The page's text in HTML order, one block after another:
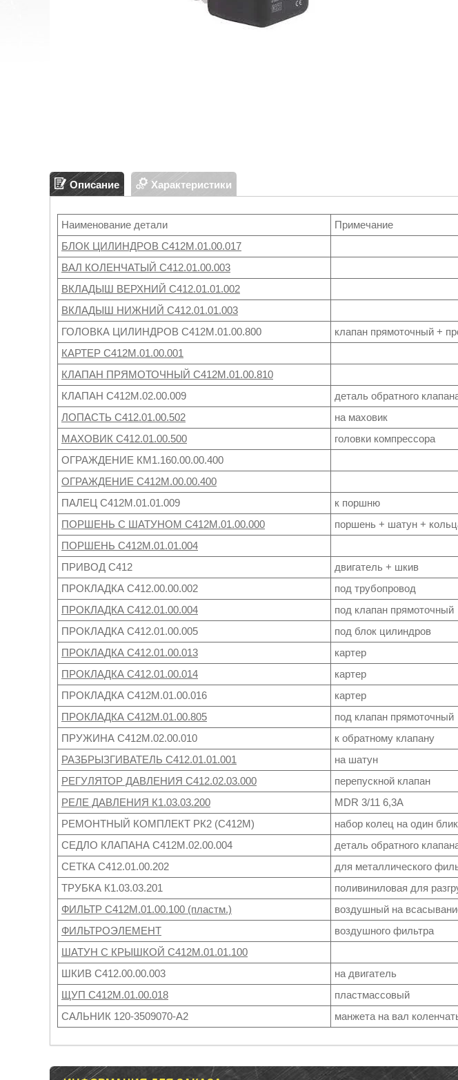
Описание Характеристики
Наименование детали
Примечание
БЛОК ЦИЛИНДРОВ С412М.01.00.017
ВАЛ КОЛЕНЧАТЫЙ С412.01.00.003
ВКЛАДЫШ ВЕРХНИЙ С412.01.01.002
ВКЛАДЫШ НИЖНИЙ С412.01.01.003
ГОЛОВКА ЦИЛИНДРОВ С412М.01.00.800
клапан прямоточный +
КАРТЕР С412М.01.00.001
КЛАПАН ПРЯМОТОЧНЫЙ С412М.01.00.810
КЛАПАН С412М.02.00.009
деталь обратного
ЛОПАСТЬ С412.01.00.502
на маховик
МАХОВИК С412.01.00.500
головки компрессора
ОГРАЖДЕНИЕ КМ1.160.00.00.400
ОГРАЖДЕНИЕ С412М.00.00.400
ПАЛЕЦ С412М.01.01.009
к поршню
ПОРШЕНЬ С ШАТУНОМ С412М.01.00.000
поршень + шатун +
ПОРШЕНЬ С412М.01.01.004
ПРИВОД С412
двигатель + шкив
ПРОКЛАДКА С412.00.00.002
под трубопровод
ПРОКЛАДКА С412.01.00.004
под клапан прямоточный
ПРОКЛАДКА С412.01.00.005
под блок цилиндров
ПРОКЛАДКА С412.01.00.013
картер
ПРОКЛАДКА С412.01.00.014
картер
ПРОКЛАДКА С412М.01.00.016
картер
ПРОКЛАДКА С412М.01.00.805
под клапан прямоточный
ПРУЖИНА С412М.02.00.010
к обратному клапану
РАЗБРЫЗГИВАТЕЛЬ С412.01.01.001
на шатун
РЕГУЛЯТОР ДАВЛЕНИЯ С412.02.03.000
перепускной клапан
РЕЛЕ ДАВЛЕНИЯ К1.03.03.200
MDR 3/11 6,3А
РЕМОНТНЫЙ КОМПЛЕКТ РК2 (С412М)
набор колец на один
СЕДЛО КЛАПАНА С412М.02.00.004
деталь обратного
СЕТКА С412.01.00.202
для металлического
ТРУБКА К1.03.03.201
поливиниловая для
ФИЛЬТР С412М.01.00.100 (пластм.)
воздушный на
ФИЛЬТРОЭЛЕМЕНТ
воздушного фильтра
ШАТУН С КРЫШКОЙ С412М.01.01.100
ШКИВ С412.00.00.003
на двигатель
ЩУП С412М.01.00.018
пластмассовый
САЛЬНИК 120-3509070-А2
манжета на вал